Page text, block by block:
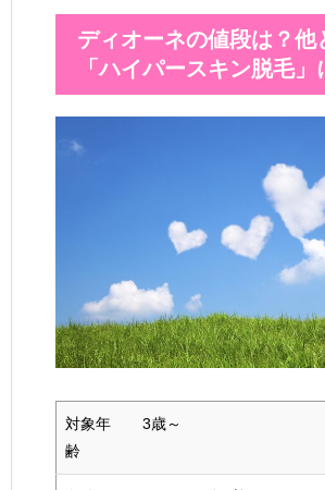
ディオーネの値段は？他
「ハイパースキン脱毛」
対象年
齢
3歳～